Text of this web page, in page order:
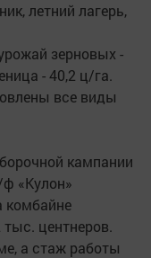
летний лагерь,
зерновых -
- 40,2 ц/га.
все виды
кампании
«Кулон»
комбайне
центнеров.
а стаж работы